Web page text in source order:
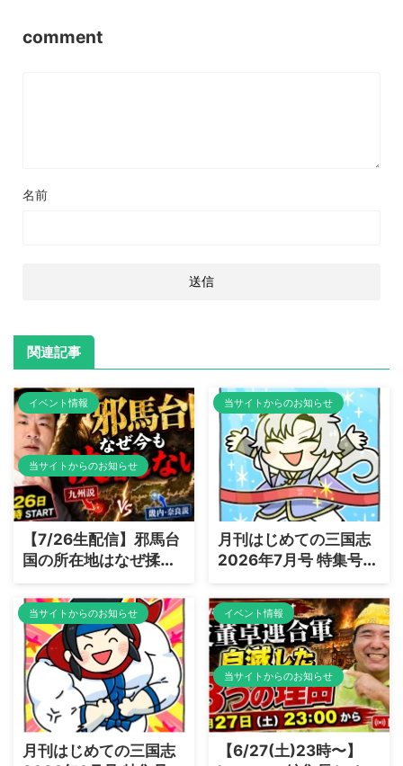
comment
名前
関連記事
イベント情報
当サイトからのお知らせ
【7/26生配信】邪馬台
国の所在地はなぜ揉め
る？三国志×日本史コ
ラボで読み解く「魏志
倭人伝」の謎
当サイトからのお知らせ
月刊はじめての三国志
2026年7月号 特集号：
「鍾会、エリート街道
を爆走しすぎた男」編
を出版しました
当サイトからのお知らせ
月刊はじめての三国志
イベント情報
当サイトからのお知らせ
【6/27(土)23時〜】